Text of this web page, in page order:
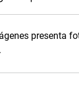
presenta